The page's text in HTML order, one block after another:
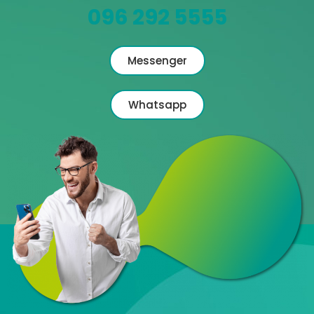
096 292 5555
Messenger
Whatsapp